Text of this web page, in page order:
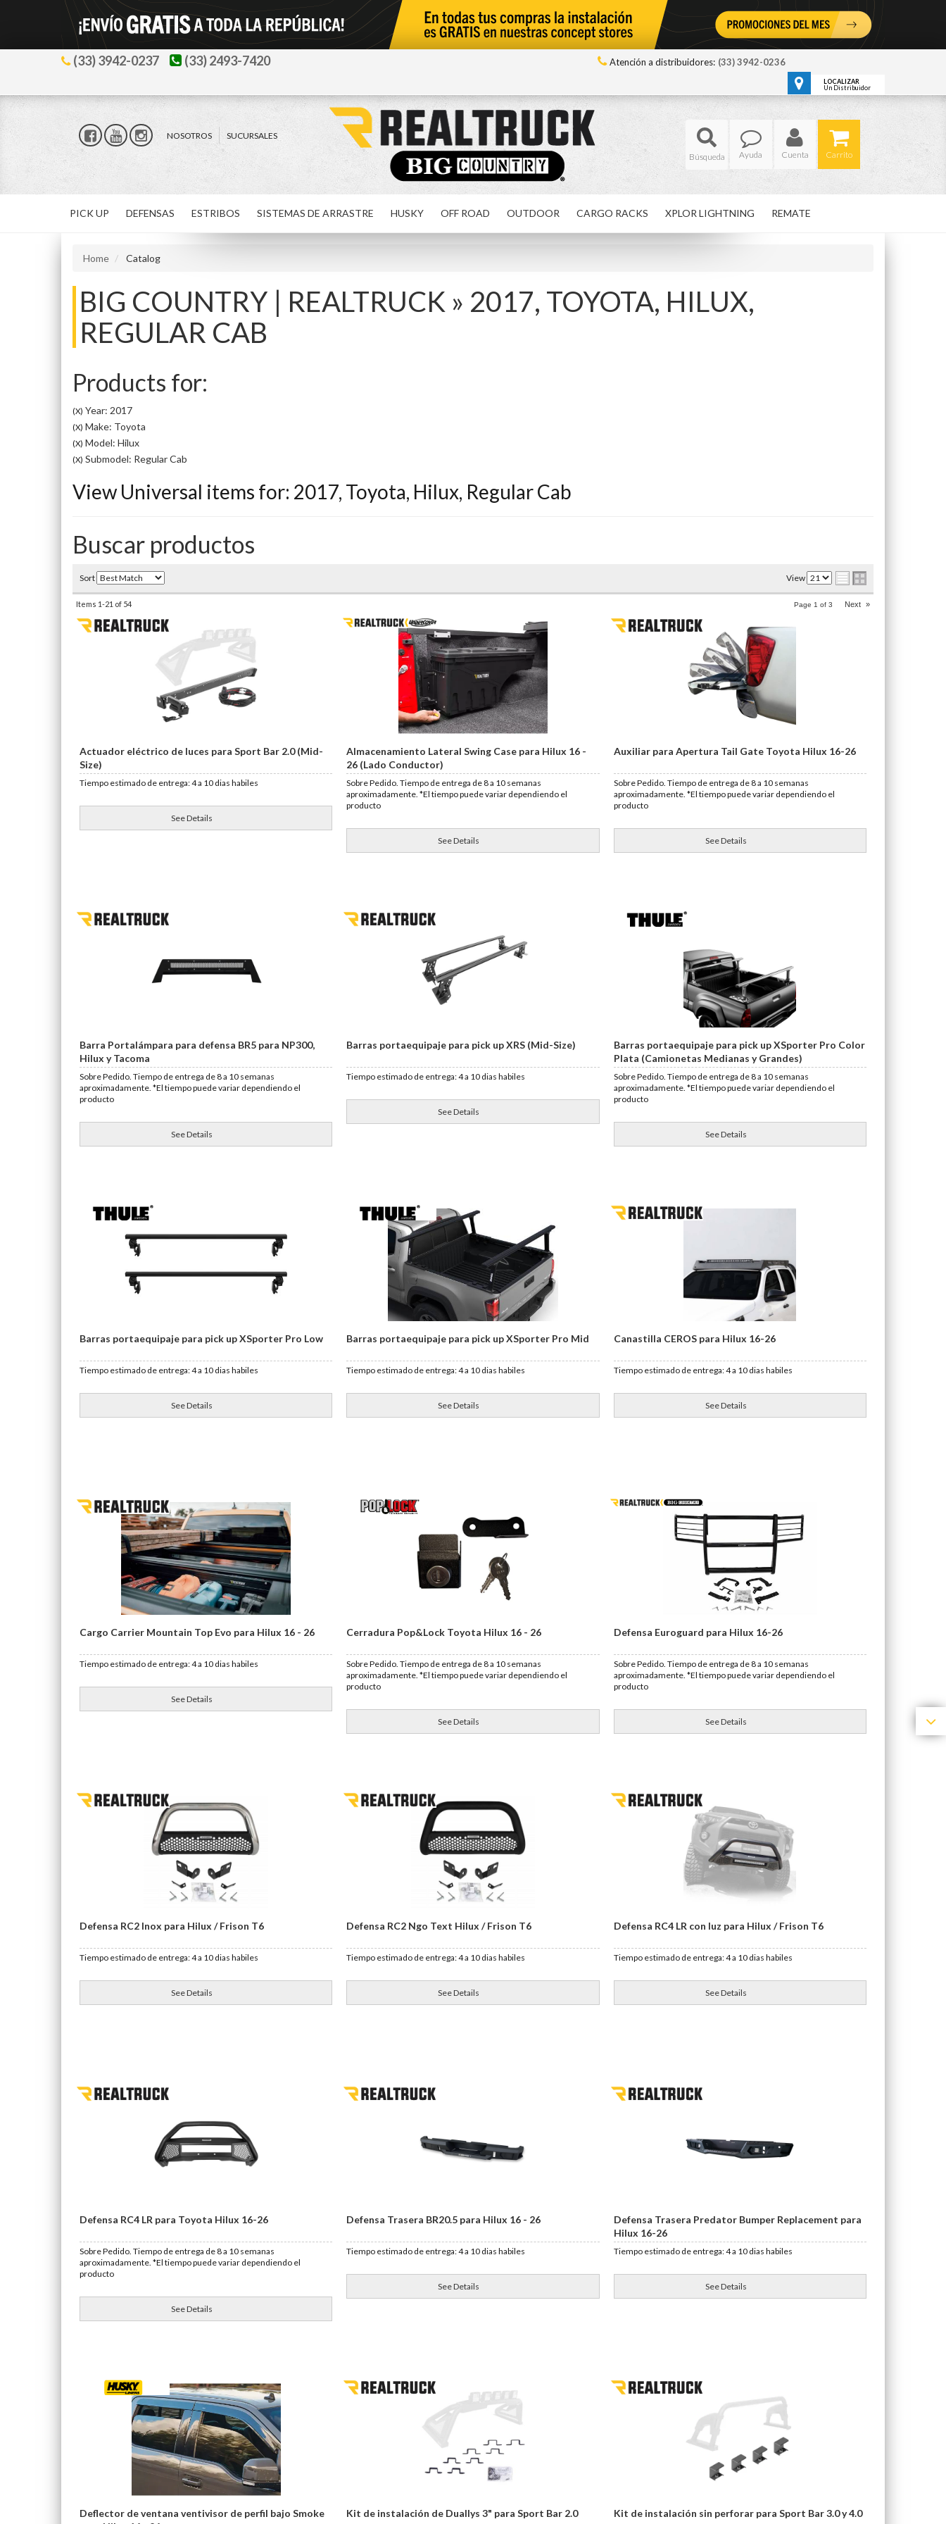
(33) 3942-0237 (33) 2493-7420 Atención a distribuidores: (33) 3942-0236
LOCALIZAR
Un Distribuidor
NOSOTROS
SUCURSALES
Ayuda
Cuenta Carrito
PICK UP DEFENSAS ESTRIBOS SISTEMAS DE ARRASTRE HUSKY OFF ROAD OUTDOOR CARGO RACKS XPLOR LIGHTNING REMATE
Home Catalog
BIG COUNTRY | REALTRUCK » 2017, TOYOTA, HILUX,
REGULAR CAB
Products for:
(X) Year: 2017
(X) Make: Toyota
(X) Model: Hilux
(X) Submodel: Regular Cab
View Universal items for: 2017, Toyota, Hilux, Regular Cab
Buscar productos
Sort View
Items 1-21 of 54 Page 1 of 3 Next »
Actuador eléctrico de luces para Sport Bar 2.0 (Mid-
Size)
Tiempo estimado de entrega: 4 a 10 dias habiles
See Details
Almacenamiento Lateral Swing Case para Hilux 16 -
26 (Lado Conductor)
Sobre Pedido. Tiempo de entrega de 8 a 10 semanas
aproximadamente. *El tiempo puede variar dependiendo el
producto
See Details
Auxiliar para Apertura Tail Gate Toyota Hilux 16-26
Sobre Pedido. Tiempo de entrega de 8 a 10 semanas
aproximadamente. *El tiempo puede variar dependiendo el
producto
See Details
Barra Portalámpara para defensa BR5 para NP300,
Hilux y Tacoma
Sobre Pedido. Tiempo de entrega de 8 a 10 semanas
aproximadamente. *El tiempo puede variar dependiendo el
producto
See Details
Barras portaequipaje para pick up XRS (Mid-Size)
Tiempo estimado de entrega: 4 a 10 dias habiles
See Details
Barras portaequipaje para pick up XSporter Pro Color
Plata (Camionetas Medianas y Grandes)
Sobre Pedido. Tiempo de entrega de 8 a 10 semanas
aproximadamente. *El tiempo puede variar dependiendo el
producto
See Details
Barras portaequipaje para pick up XSporter Pro Low
Tiempo estimado de entrega: 4 a 10 dias habiles
See Details
Barras portaequipaje para pick up XSporter Pro Mid
Tiempo estimado de entrega: 4 a 10 dias habiles
See Details
Canastilla CEROS para Hilux 16-26
Tiempo estimado de entrega: 4 a 10 dias habiles
See Details
Cargo Carrier Mountain Top Evo para Hilux 16 - 26
Tiempo estimado de entrega: 4 a 10 dias habiles
See Details
Cerradura Pop&Lock Toyota Hilux 16 - 26
Sobre Pedido. Tiempo de entrega de 8 a 10 semanas
aproximadamente. *El tiempo puede variar dependiendo el
producto
See Details
Defensa Euroguard para Hilux 16-26
Sobre Pedido. Tiempo de entrega de 8 a 10 semanas
aproximadamente. *El tiempo puede variar dependiendo el
producto
See Details
Defensa RC2 Inox para Hilux / Frison T6
Tiempo estimado de entrega: 4 a 10 dias habiles
See Details
Defensa RC2 Ngo Text Hilux / Frison T6
Tiempo estimado de entrega: 4 a 10 dias habiles
See Details
Defensa RC4 LR con luz para Hilux / Frison T6
Tiempo estimado de entrega: 4 a 10 dias habiles
See Details
Defensa RC4 LR para Toyota Hilux 16-26
Sobre Pedido. Tiempo de entrega de 8 a 10 semanas
aproximadamente. *El tiempo puede variar dependiendo el
producto
See Details
Defensa Trasera BR20.5 para Hilux 16 - 26
Tiempo estimado de entrega: 4 a 10 dias habiles
See Details
Defensa Trasera Predator Bumper Replacement para
Hilux 16-26
Tiempo estimado de entrega: 4 a 10 dias habiles
See Details
Deflector de ventana ventivisor de perfil bajo Smoke
Kit de instalación de Duallys 3" para Sport Bar 2.0 Kit de instalación sin perforar para Sport Bar 3.0 y 4.0